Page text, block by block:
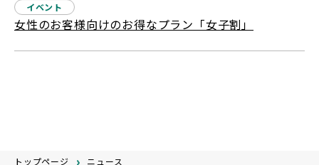
イベント
女性のお客様向けのお得なプラン「女子割」
トップページ ニュース